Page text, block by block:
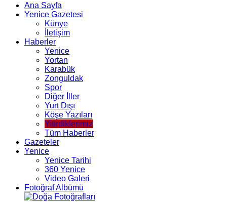
Ana Sayfa
Yenice Gazetesi
Künye
İletişim
Haberler
Yenice
Yortan
Karabük
Zonguldak
Spor
Diğer İller
Yurt Dışı
Köşe Yazıları
Yitirdiklerimiz
Tüm Haberler
Gazeteler
Yenice
Yenice Tarihi
360 Yenice
Video Galeri
Fotoğraf Albümü